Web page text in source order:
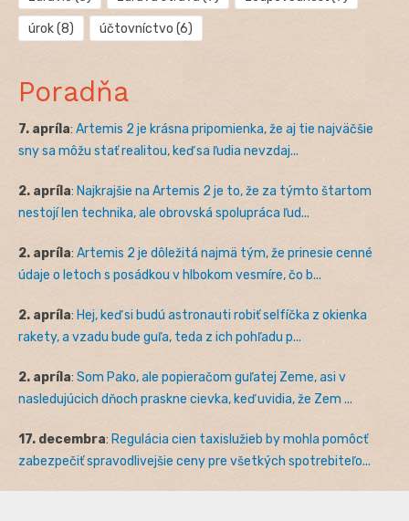
úrok(8) účtovníctvo (6)
Poradňa
7. apríla: Artemis 2 je krásna pripomienka, že aj tie najväčšie
sny sa môžu stať realitou, keď sa ľudia nevzdaj...
2. apríla: Najkrajšie na Artemis 2 je to, že za týmto štartom
nestojí len technika, ale obrovská spolupráca ľud...
2. apríla: Artemis 2 je dôležitá najmä tým, že prinesie cenné
údaje o letoch s posádkou v hlbokom vesmíre, čo b...
2. apríla: Hej, keď si budú astronauti robiť selfíčka z okienka
rakety, a vzadu bude guľa, teda z ich pohľadu p...
2. apríla: Som Pako, ale popieračom guľatej Zeme, asi v
nasledujúcich dňoch praskne cievka, keď uvidia, že Zem ...
17. decembra: Regulácia cien taxislužieb by mohla pomôcť
zabezpečiť spravodlivejšie ceny pre všetkých spotrebiteľo...